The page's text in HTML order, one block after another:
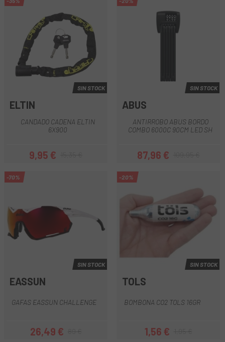
SIN STOCK
ELTIN
CANDADO CADENA ELTIN
6X900
Precio
9,95 €Precio regular
SIN STOCK
ABUS
ANTIRROBO ABUS BORDO
COMBO 6000C 90CM LED SH
Precio
87,96 €Precio regular
-70%
SIN STOCK
EASSUN
GAFAS EASSUN CHALLENGE
Precio
26,49 €Precio regular
-20%
SIN STOCK
TOLS
BOMBONA CO2 TOLS 16GR
Precio
1,56 €Precio regular